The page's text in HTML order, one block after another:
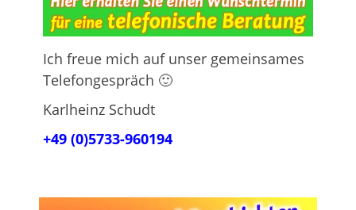
Ich freue mich auf unser gemeinsames
Telefongespräch 🙂
Karlheinz Schudt
+49 (0)5733-960194